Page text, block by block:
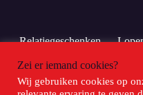
Relatiegeschenken
Meld je hier aan voor
Zei er iemand cookies?
Wij gebruiken cookies op